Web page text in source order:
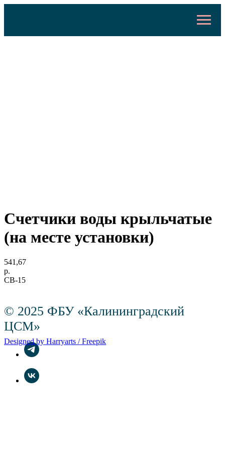
Счетчики воды крыльчатые
(на месте установки)
541,67
р.
СВ-15
© 2025 ФБУ «Калининградский
ЦСМ»
Designed by Harryarts / Freepik